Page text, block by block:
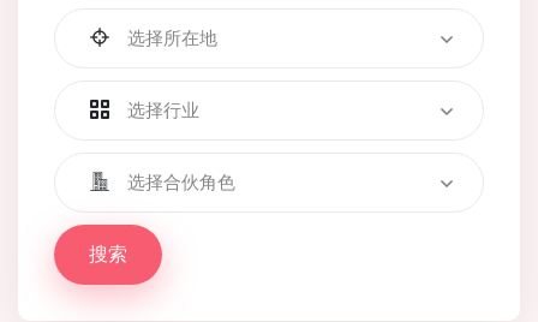
选择所在地
选择行业
选择合伙角色
搜索